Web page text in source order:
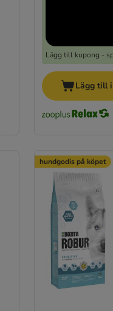
Lägg till kupong -
Lägg till
hundgodis på köpet